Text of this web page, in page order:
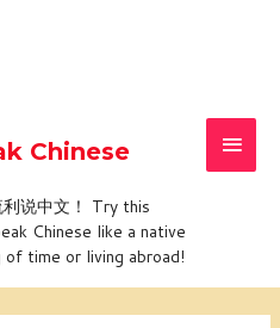
Chinese
说中文！ Try this
Chinese like a native
time or living abroad!